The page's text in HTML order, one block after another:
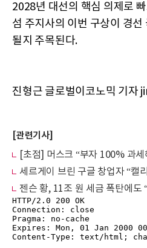
2028년 대선의 핵심 의제로
섬 주지사의 이번 구상이 경
될지 주목된다.
진형근 글로벌이코노믹 기
[관련기사]